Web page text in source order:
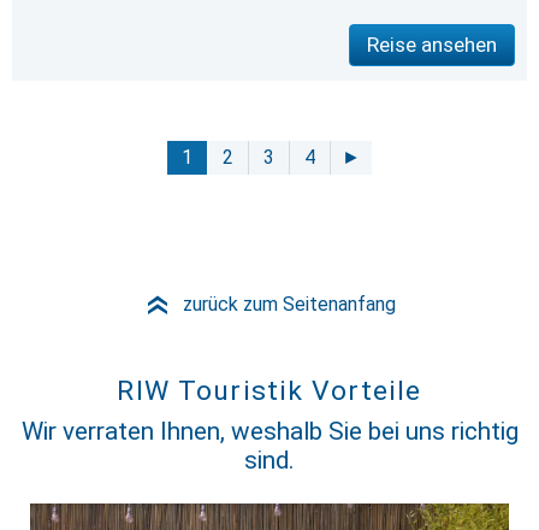
Reise ansehen
1 2 3 4 ►
» zurück zum Seitenanfang
RIW Touristik Vorteile
Wir verraten Ihnen, weshalb Sie bei uns richtig
sind.